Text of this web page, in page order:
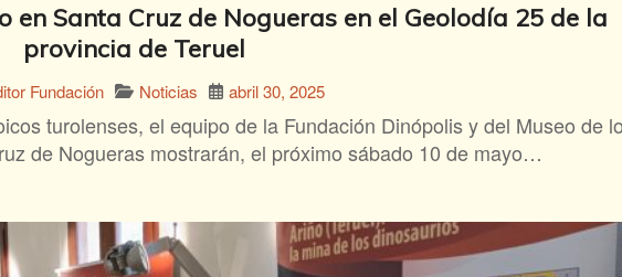
en Santa Cruz de Nogueras en el Geolodía 25 de la
provincia de Teruel
Fundación Noticias abril 30, 2025
turolenses, el equipo de la Fundación Dinópolis y del Museo de
de Nogueras mostrarán, el próximo sábado 10 de mayo…